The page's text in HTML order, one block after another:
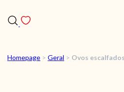
Homepage > Geral > Ovos